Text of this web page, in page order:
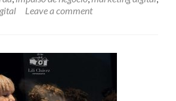
Lab,
un
Leave a comment